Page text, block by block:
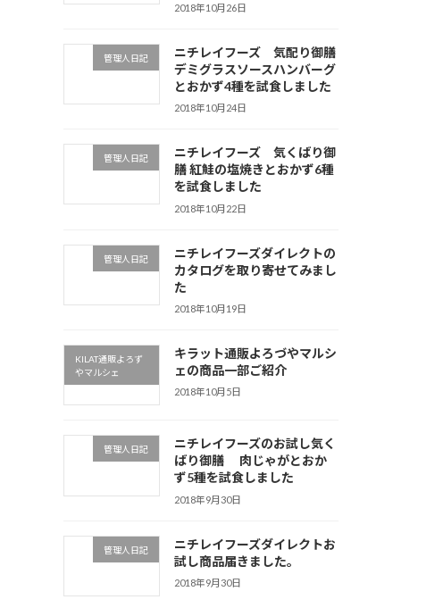
2018年10月26日
管理人日記
ニチレイフーズ 気配り御膳
デミグラスソースハンバーグ
とおかず4種を試食しました
2018年10月24日
管理人日記
ニチレイフーズ 気くばり御
膳 紅鮭の塩焼きとおかず6種
を試食しました
2018年10月22日
管理人日記
ニチレイフーズダイレクトの
カタログを取り寄せてみまし
た
2018年10月19日
KILAT通販よろず
やマルシェ
キラット通販よろづやマルシ
ェの商品一部ご紹介
2018年10月5日
管理人日記
ニチレイフーズのお試し気く
ばり御膳 肉じゃがとおか
ず5種を試食しました
2018年9月30日
管理人日記
ニチレイフーズダイレクトお
試し商品届きました。
2018年9月30日